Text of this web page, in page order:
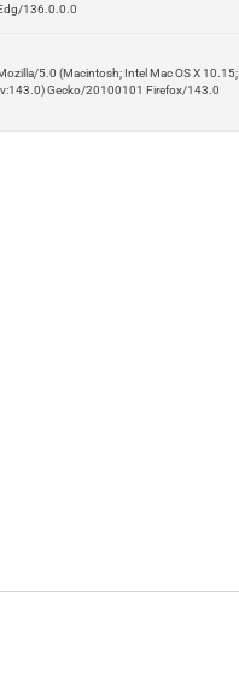
136.0.0.0
5.0 (Macintosh; Intel Mac OS X 10.15;
Gecko/20100101 Firefox/143.0